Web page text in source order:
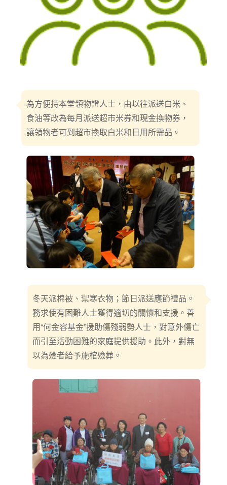
為方便持本堂領物證人士，由以往派送白米、
食油等改為每月派送超市米券和現金換物券，
讓領物者可到超市換取白米和日用所需品。
冬天派棉被、禦寒衣物；節日派送應節禮品。
務求使有困難人士獲得適切的關懷和支援。善
用“何金容基金”援助傷殘弱勢人士，對意外傷亡
而引至活動困難的家庭提供援助。此外，對無
以為殮者給予施棺殮葬。